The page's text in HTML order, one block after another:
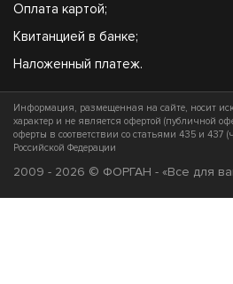
Оплата картой;
Квитанцией в банке;
Наложенный платеж.
Информация, размещенная на сайте, носит
характер и не является офертой (публичной
оферты в соответствии со статьями 435 и 437
Российской Федерации
2009 - 2026 © ФОРГАН - «Все для